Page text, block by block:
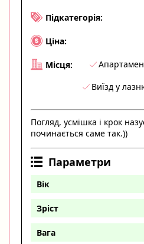
Підкатегорія:
Ціна:
Місця:
Виїзд у
Погляд, усмішка і крок
починається саме так.))
Параметри
Вік
Зріст
Вага